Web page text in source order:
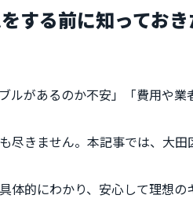
する前に知ってお
ルがあるのか不安」「費用や
きません。本記事では、大
的にわかり、安心して理想